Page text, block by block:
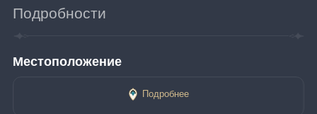
Подробности
Местоположение
Подробнее